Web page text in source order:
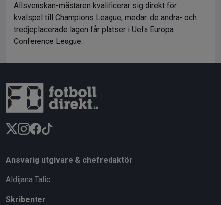
Allsvenskan-mästaren kvalificerar sig direkt för
kvalspel till Champions League, medan de andra- och
tredjeplacerade lagen får platser i Uefa Europa
Conference League.
Ansvarig utgivare & chefredaktör
Aldijana Talic
Skribenter